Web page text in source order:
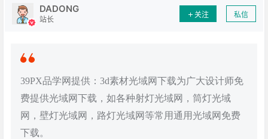
DADONG
站长
关注 私信
39PX品学网提供：3d素材光域网下载为广大设计师免
费提供光域网下载，如各种射灯光域网，筒灯光域
网，壁灯光域网，路灯光域网等常用通用光域网免费
下载。